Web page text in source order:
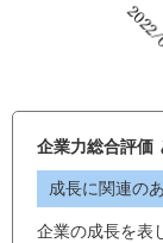
企業力総合評価
成長に関連の
企業の成長を表